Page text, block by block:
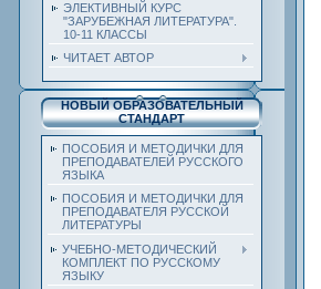
ЭЛЕКТИВНЫЙ КУРС
"ЗАРУБЕЖНАЯ ЛИТЕРАТУРА".
10-11 КЛАССЫ
ЧИТАЕТ АВТОР
НОВЫЙ ОБРАЗОВАТЕЛЬНЫЙ
СТАНДАРТ
ПОСОБИЯ И МЕТОДИЧКИ ДЛЯ
ПРЕПОДАВАТЕЛЕЙ РУССКОГО
ЯЗЫКА
ПОСОБИЯ И МЕТОДИЧКИ ДЛЯ
ПРЕПОДАВАТЕЛЯ РУССКОЙ
ЛИТЕРАТУРЫ
УЧЕБНО-МЕТОДИЧЕСКИЙ
КОМПЛЕКТ ПО РУССКОМУ
ЯЗЫКУ